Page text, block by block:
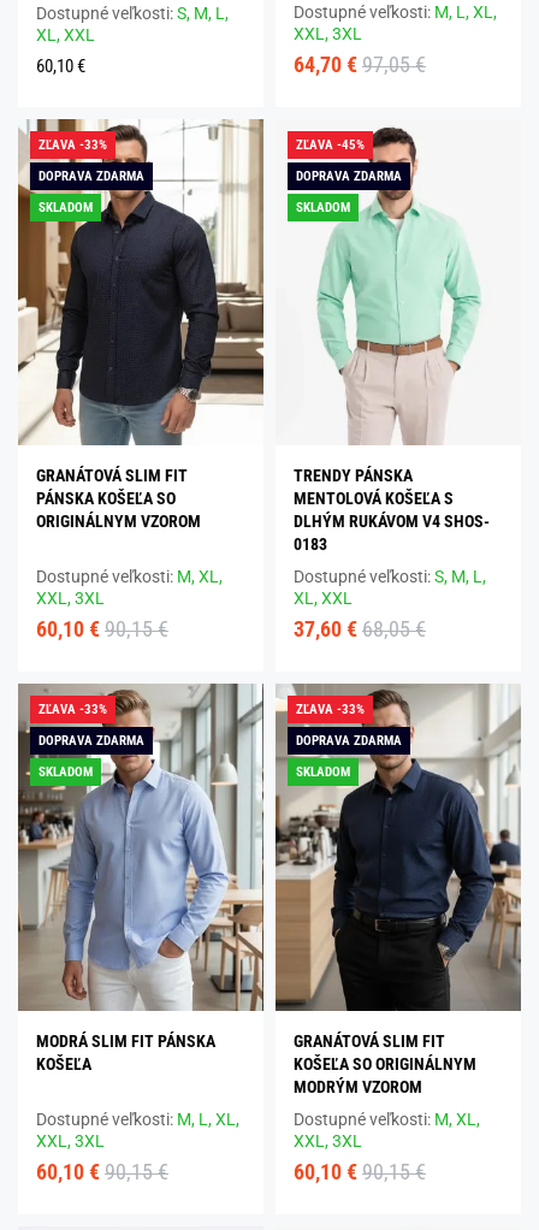
Dostupné veľkosti:S, M, L,
XL,XXL
60,10 €
Dostupné veľkosti: M, L,XL,
XXL,3XL
64,70 € 97,05 €
ZĽAVA -33%
DOPRAVA ZDARMA
SKLADOM
GRANÁTOVÁ SLIM FIT
PÁNSKA KOŠEĽA SO
ORIGINÁLNYM VZOROM
Dostupné veľkosti: M,XL,
XXL,3XL
60,10 € 90,15 €
ZĽAVA -45%
DOPRAVA ZDARMA
SKLADOM
TRENDY PÁNSKA
MENTOLOVÁ KOŠEĽA S
DLHÝM RUKÁVOM V4 SHOS-
0183
Dostupné veľkosti:S, M, L,
XL,XXL
37,60 € 68,05 €
ZĽAVA -33%
DOPRAVA ZDARMA
SKLADOM
MODRÁ SLIM FIT PÁNSKA
KOŠEĽA
Dostupné veľkosti: M, L,XL,
XXL,3XL
60,10 € 90,15 €
ZĽAVA -33%
DOPRAVA ZDARMA
SKLADOM
GRANÁTOVÁ SLIM FIT
KOŠEĽA SO ORIGINÁLNYM
MODRÝM VZOROM
Dostupné veľkosti: M,XL,
XXL,3XL
60,10 € 90,15 €